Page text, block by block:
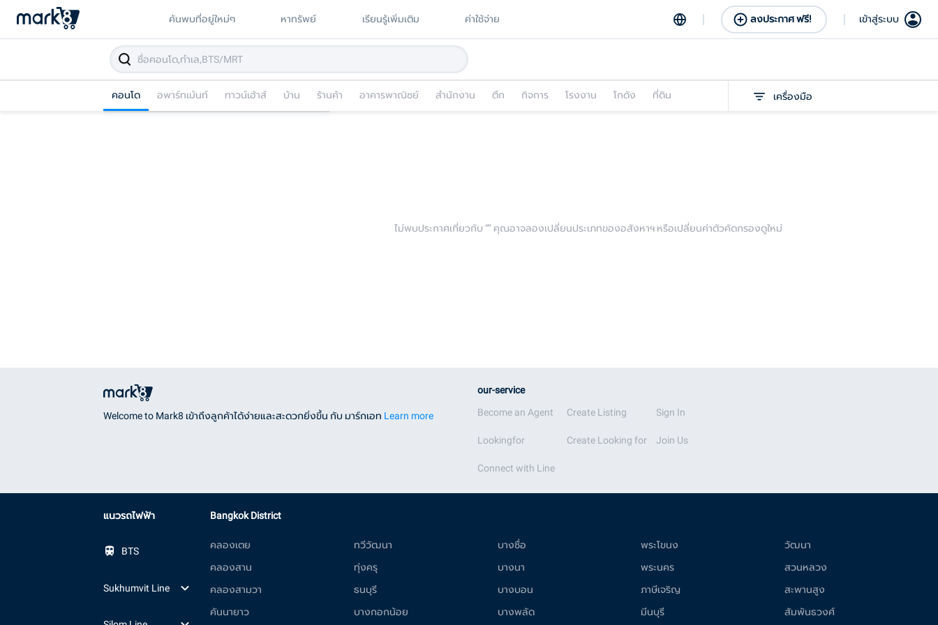
ค้นพบที่อยู่ใหม่ๆ หาทรัพย์ เรียนรู้เพิ่มเติม ค่าใช้จ่าย ลงประกาศ ฟรี! เข้าสู่ระบบ
คอนโด อพาร์ทเม้นท์ ทาวน์เฮ้าส์ บ้าน ร้านค้า อาคารพาณิชย์ สำนักงาน ตึก กิจการ โรงงาน โกดัง ที่ดิน เครื่องมือ
ไม่พบประกาศเกี่ยวกับ “” คุณอาจลองเปลี่ยนประเภทของอสังหาฯ หรือเปลี่ยนค่าตัวคัดกรองดูใหม่
Welcome to Mark8 เข้าถึงลูกค้าได้ง่ายและสะดวกยิ่งขึ้น กับ มาร์กเอท Learn more
our-service
Become an Agent
Lookingfor
Connect with Line
Create Listing
Create Looking for
Sign In
Join Us
แนวรถไฟฟ้า
BTS
Sukhumvit Line
Bangkok District
คลองเตย
คลองสาน
คลองสามวา
คันนายาว
ทวีวัฒนา
ทุ่งครุ
ธนบุรี
บางกอกน้อย
บางซื่อ
บางนา
บางบอน
บางพลัด
พระโขนง
พระนคร
ภาษีเจริญ
มีนบุรี
วัฒนา
สวนหลวง
สะพานสูง
สัมพันธวงศ์